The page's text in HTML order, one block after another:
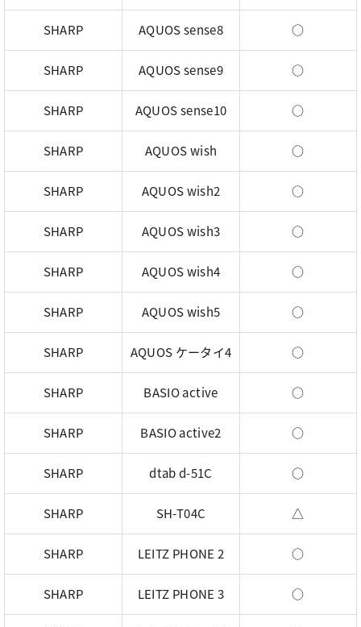
SHARP AQUOS sense8 ○
SHARP AQUOS sense9 ○
SHARP AQUOS sense10 ○
SHARP AQUOS wish ○
SHARP AQUOS wish2 ○
SHARP AQUOS wish3 ○
SHARP AQUOS wish4 ○
SHARP AQUOS wish5 ○
SHARP AQUOS ケータイ4 ○
SHARP BASIO active ○
SHARP BASIO active2 ○
SHARP dtab d-51C ○
SHARP SH-T04C △
SHARP LEITZ PHONE 2 ○
SHARP LEITZ PHONE 3 ○